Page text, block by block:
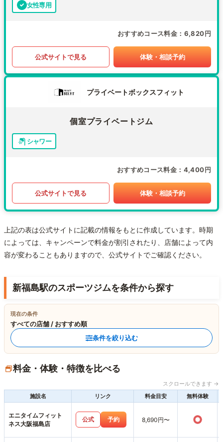
女性専用
おすすめコース料金 6,820円
公式サイトで見る 体験・相談予約
プライベートボックスフィット
個室プライベートジム
シャワー
おすすめコース料金 4,400円
公式サイトで見る 体験・相談予約
上記の表は公式サイトに記載の情報をもとに作成しています。時期
によっては、キャンペーンで料金が割引されたり、店舗によって内
容が変わることもありますので、公式サイトでご確認ください。
新福島駅のスポーツジムを条件から探す
現在の条件
すべての店舗 / おすすめ順
条件を絞り込む
料金・体験・特徴を比べる
スクロールできます →
施設名
リンク 料金目安 無料体験
エニタイムフィット
ネス大阪福島店
公式 予約 8,690円〜 ○